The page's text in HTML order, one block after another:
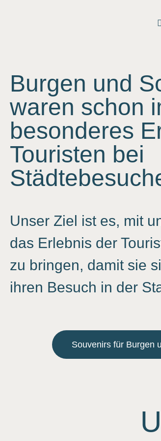
Burgen und
waren schon
besonderes
Touristen bei
Unser Ziel ist es, mit
das Erlebnis der
zu bringen, damit sie
ihren Besuch in der
Souvenirs für Burgen